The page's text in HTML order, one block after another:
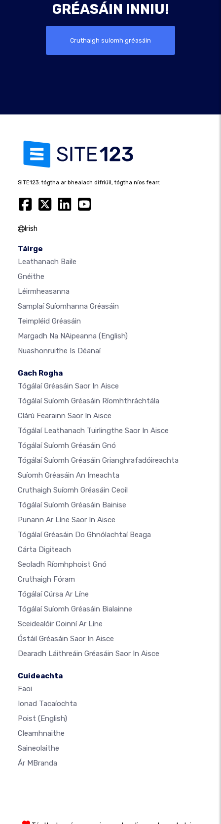
GRÉASÁIN INNIU!
Cruthaigh suíomh gréasáin
SITE123: tógtha ar bhealach difriúil, tógtha níos fearr.
Irish
Táirge
Leathanach Baile
Gnéithe
Léirmheasanna
Samplaí Suíomhanna Gréasáin
Teimpléid Gréasáin
Margadh Na NAipeanna (English)
Nuashonruithe Is Déanaí
Gach Rogha
Tógálaí Gréasáin Saor In Aisce
Tógálaí Suíomh Gréasáin Ríomhthráchtála
Clárú Fearainn Saor In Aisce
Tógálaí Leathanach Tuirlingthe Saor In Aisce
Tógálaí Suíomh Gréasáin Gnó
Tógálaí Suíomh Gréasáin Grianghrafadóireachta
Suíomh Gréasáin An Imeachta
Cruthaigh Suíomh Gréasáin Ceoil
Tógálaí Suíomh Gréasáin Bainise
Punann Ar Líne Saor In Aisce
Tógálaí Gréasáin Do Ghnólachtaí Beaga
Cárta Digiteach
Seoladh Ríomhphoist Gnó
Cruthaigh Fóram
Tógálaí Cúrsa Ar Líne
Tógálaí Suíomh Gréasáin Bialainne
Sceidealóir Coinní Ar Líne
Óstáil Gréasáin Saor In Aisce
Dearadh Láithreáin Gréasáin Saor In Aisce
Cuideachta
Faoi
Ionad Tacaíochta
Poist (English)
Cleamhnaithe
Saineolaithe
Ár MBranda